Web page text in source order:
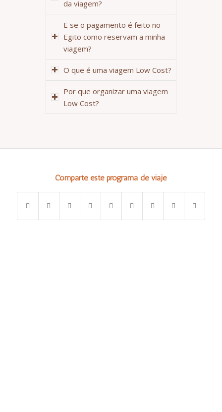
da viagem?
E se o pagamento é feito no
Egito como reservam a minha
viagem?
O que é uma viagem Low Cost?
Por que organizar uma viagem
Low Cost?
Comparte este programa de viaje